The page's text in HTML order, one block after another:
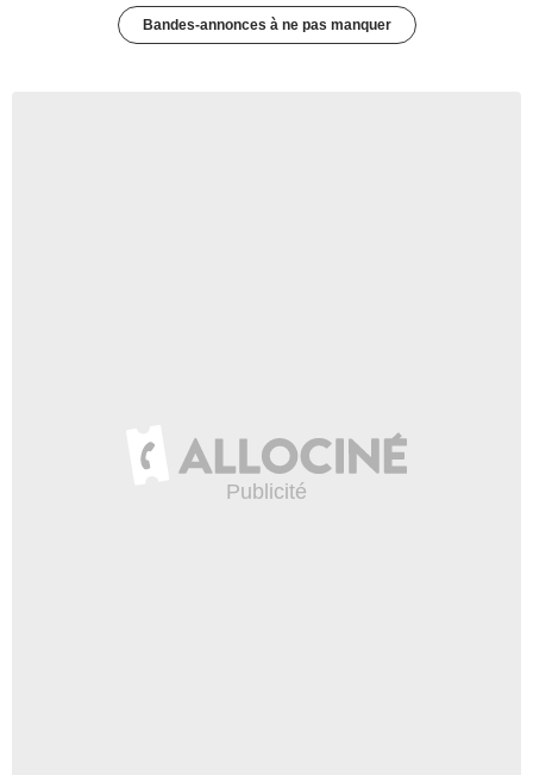
Bandes-annonces à ne pas manquer